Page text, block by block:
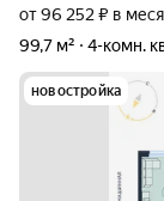
от 96 252 ₽ в
99,7 м²
4-комн.
новостройка